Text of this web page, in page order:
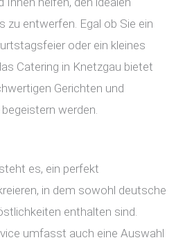
zu entwerfen. Egal ob Sie ein
oder ein kleines
Catering in Knetzgau bietet
Gerichten und
werden.
es, ein perfekt
in dem sowohl deutsche
enthalten sind.
umfasst auch eine Auswahl